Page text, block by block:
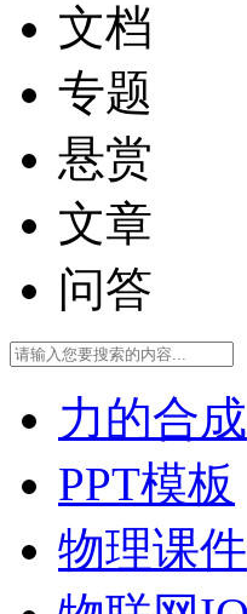
文档
专题
悬赏
文章
问答
力的合成
PPT模板
物理课件